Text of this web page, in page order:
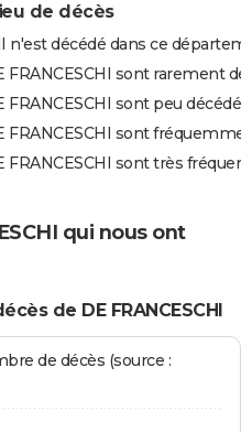
de décès
n'est décédé dans ce
sont rarement
sont peu décédés
FRANCESCHI sont
FRANCESCHI sont très
qui nous ont
de DE FRANCESCHI
de décès (source :